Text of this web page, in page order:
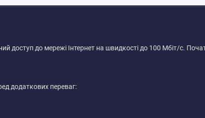
доступ до мережі Інтернет на швидкості до 100 Мбіт/с.
додаткових переваг: